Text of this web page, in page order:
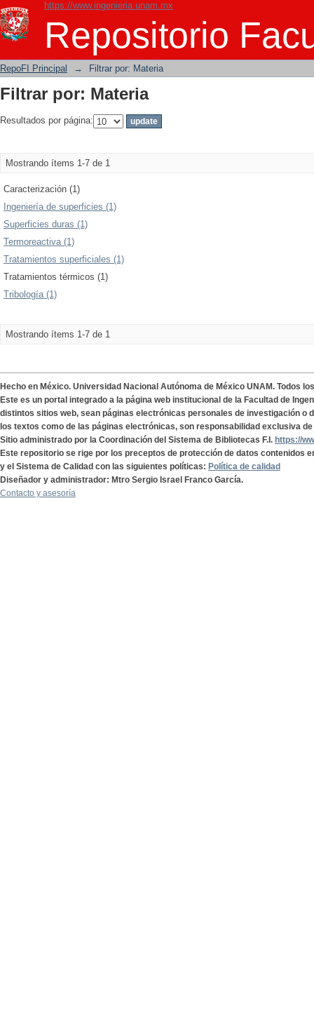
https://www.ingenieria.unam.mx
Repositorio
Filtrar por: Materia
RepoFI Principal → Filtrar por: Materia
Filtrar por: Materia
Resultados por página:
Mostrando ítems 1-7 de 1
Caracterización (1)
Ingeniería de superficies (1)
Superficies duras (1)
Termoreactiva (1)
Tratamientos superficiales (1)
Tratamientos térmicos (1)
Tribología (1)
Mostrando ítems 1-7 de 1
Hecho en México. Universidad Nacional Autónoma de México UNAM. Todos
Este es un portal integrado a la página web institucional de la Facultad de
distintos sitios web, sean páginas electrónicas personales de investigación o
los textos como de las páginas electrónicas, son responsabilidad exclusiva
Sitio administrado por la Coordinación del Sistema de Bibliotecas F.I. https://
Este repositorio se rige por los preceptos de protección de datos contenidos
y el Sistema de Calidad con las siguientes políticas: Política de calidad
Diseñador y administrador: Mtro Sergio Israel Franco García.
Contacto y asesoría